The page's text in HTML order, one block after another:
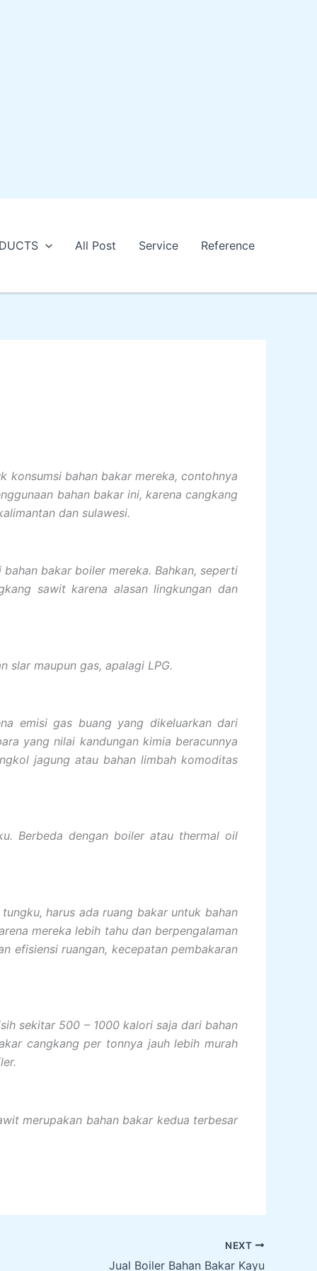
All Post Service Reference
konsumsi bahan bakar mereka, contohnya
bahan bakar ini, karena cangkang
dan sulawesi.
bakar boiler mereka. Bahkan, seperti
sawit karena alasan lingkungan dan
slar maupun gas, apalagi LPG.
emisi gas buang yang dikeluarkan dari
yang nilai kandungan kimia beracunnya
jagung atau bahan limbah komoditas
Berbeda dengan boiler atau thermal oil
harus ada ruang bakar untuk bahan
mereka lebih tahu dan berpengalaman
efisiensi ruangan, kecepatan pembakaran
sekitar 500 – 1000 kalori saja dari bahan
cangkang per tonnya jauh lebih murah
merupakan bahan bakar kedua terbesar
NEXT
Jual Boiler Bahan Bakar Kayu